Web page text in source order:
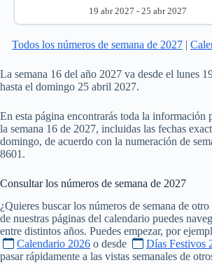
19 abr 2027 - 25 abr 2027
Todos los números de semana de 2027 |
La semana 16 del año 2027 va desde el lunes
hasta el domingo 25 abril 2027.
En esta página encontrarás toda la información
la semana 16 de 2027, incluidas las fechas
domingo, de acuerdo con la numeración de
8601.
Consultar los números de semana de 2027
¿Quieres buscar los números de semana de
de nuestras páginas del calendario puedes
entre distintos años. Puedes empezar, por
Calendario 2026 o desde Días Festivos
pasar rápidamente a las vistas semanales de